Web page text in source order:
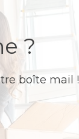
?
boîte mail !